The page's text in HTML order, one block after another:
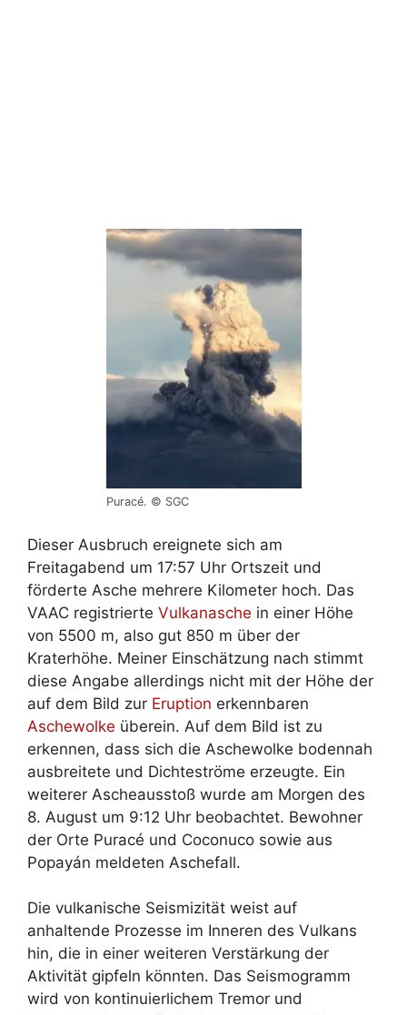
Puracé. © SGC
Dieser Ausbruch ereignete sich am
Freitagabend um 17:57 Uhr Ortszeit und
förderte Asche mehrere Kilometer hoch. Das
VAAC registrierte Vulkanasche in einer Höhe
von 5500 m, also gut 850 m über der
Kraterhöhe. Meiner Einschätzung nach stimmt
diese Angabe allerdings nicht mit der Höhe der
auf dem Bild zur Eruption erkennbaren
Aschewolke überein. Auf dem Bild ist zu
erkennen, dass sich die Aschewolke bodennah
ausbreitete und Dichteströme erzeugte. Ein
weiterer Ascheausstoß wurde am Morgen des
8. August um 9:12 Uhr beobachtet. Bewohner
der Orte Puracé und Coconuco sowie aus
Popayán meldeten Aschefall.
Die vulkanische Seismizität weist auf
anhaltende Prozesse im Inneren des Vulkans
hin, die in einer weiteren Verstärkung der
Aktivität gipfeln könnten. Das Seismogramm
wird von kontinuierlichem Tremor und